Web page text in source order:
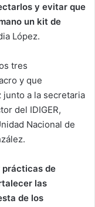
y evitar que
un kit de
López.
tres
y que
junto a la secretaria
del IDIGER,
Nacional de
prácticas de
las
de los